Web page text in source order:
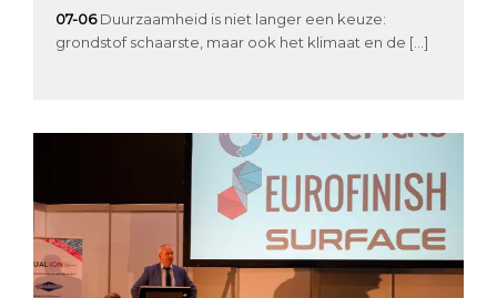
07-06 Duurzaamheid is niet langer een keuze:
grondstof schaarste, maar ook het klimaat en de […]